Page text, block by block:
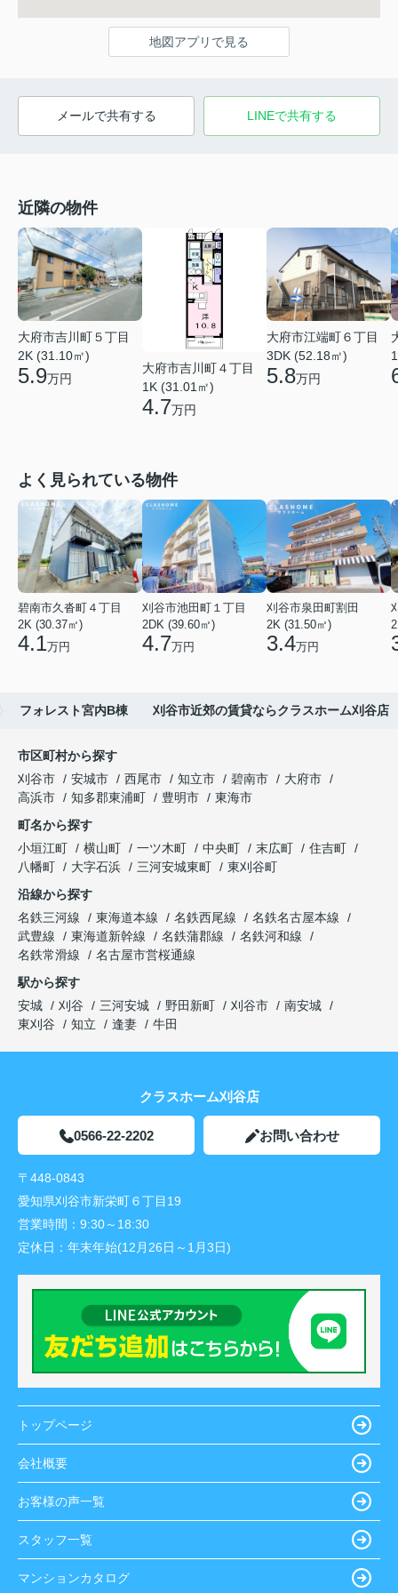
地図アプリで見る
メールで共有する LINEで共有する
近隣の物件
大府市吉川町５丁目
2K (31.10㎡)
5.9万円
大府市吉川町４丁目
1K (31.01㎡)
4.7万円
大府市江端町６丁目
3DK (52.18㎡)
5.8万円
よく見られている物件
碧南市久沓町４丁目
2K (30.37㎡)
4.1万円
刈谷市池田町１丁目
2DK (39.60㎡)
4.7万円
刈谷市泉田町割田
2K (31.50㎡)
3.4万円
フォレスト宮内B棟 刈谷市近郊の賃貸ならクラスホーム刈谷店
市区町村から探す
刈谷市
安城市 西尾市 知立市 碧南市
大府市
高浜市
知多郡東浦町 豊明市
東海市
町名から探す
小垣江町
横山町 一ツ木町 中央町 末広町
住吉町
八幡町
大字石浜 三河安城東町
東刈谷町
沿線から探す
名鉄三河線
東海道本線 名鉄西尾線
名鉄名古屋本線
武豊線
東海道新幹線 名鉄蒲郡線
名鉄河和線
名鉄常滑線
名古屋市営桜通線
駅から探す
安城
刈谷 三河安城 野田新町 刈谷市
南安城
東刈谷
知立 逢妻 牛田
クラスホーム刈谷店
0566-22-2202 お問い合わせ
〒448-0843
愛知県刈谷市新栄町６丁目19
営業時間： 9:30～18:30
定休日： 年末年始(12月26日～1月3日)
トップページ
会社概要
お客様の声一覧
スタッフ一覧
マンションカタログ